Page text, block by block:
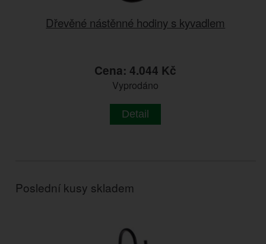
Dřevěné nástěnné hodiny s kyvadlem
Cena: 4.044 Kč
Vyprodáno
Detail
Poslední kusy skladem